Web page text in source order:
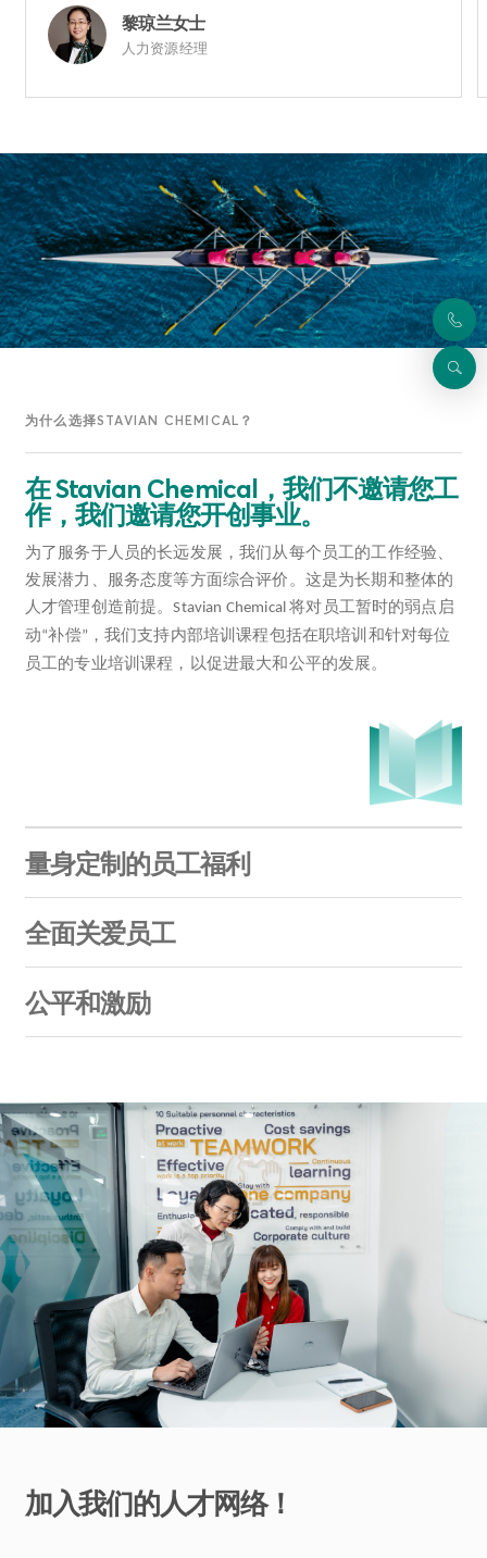
黎琼兰女士
人力资源经理
为什么选择STAVIAN CHEMICAL？
在 Stavian Chemical，我们不邀请您工
作，我们邀请您开创事业。
为了服务于人员的长远发展，我们从每个员工的工作经验、
发展潜力、服务态度等方面综合评价。这是为长期和整体的
人才管理创造前提。Stavian Chemical将对员工暂时的弱点启
动“补偿”，我们支持内部培训课程包括在职培训和针对每位
员工的专业培训课程，以促进最大和公平的发展。
量身定制的员工福利
全面关爱员工
公平和激励
加入我们的人才网络！